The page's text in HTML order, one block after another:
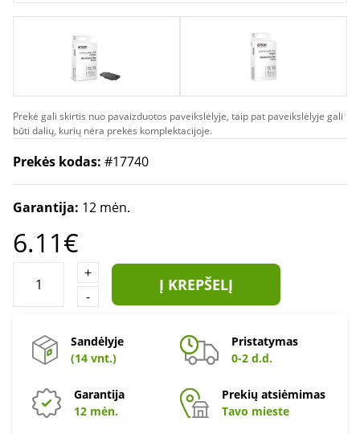
Prekė gali skirtis nuo pavaizduotos paveikslėlyje, taip pat paveikslėlyje gali
būti dalių, kurių nėra prekės komplektacijoje.
Prekės kodas: #17740
Garantija: 12 mėn.
6.11€
+
-
Į KREPŠELĮ
Sandėlyje
(14 vnt.)
Pristatymas
0-2 d.d.
Garantija
12 mėn.
Prekių atsiėmimas
Tavo mieste